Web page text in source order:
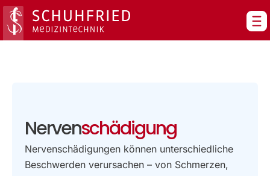
Zum
Inhalt
springen
Nervenschädigung
Nervenschädigungen können unterschiedliche
Beschwerden verursachen – von Schmerzen,